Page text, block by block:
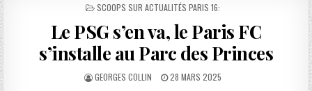
POSTED
SCOOPS SUR ACTUALITÉS PARIS 16:
Le PSG s’en va, le Paris FC
s’installe au Parc des Princes
AUTHOR:
GEORGES COLLIN
PUBLISHED
28 MARS 2025